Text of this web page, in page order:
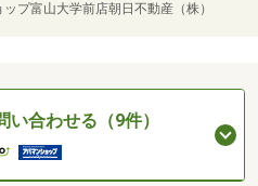
プ富山大学前店朝日不動産（株）
い合わせる（9件）